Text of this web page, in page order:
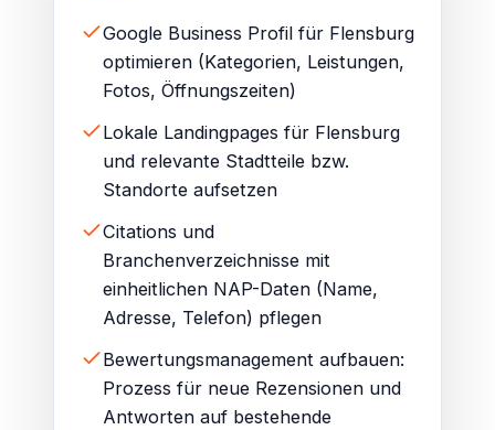
Google Business Profil für Flensburg
optimieren (Kategorien, Leistungen,
Fotos, Öffnungszeiten)
Lokale Landingpages für Flensburg
und relevante Stadtteile bzw.
Standorte aufsetzen
Citations und
Branchenverzeichnisse mit
einheitlichen NAP-Daten (Name,
Adresse, Telefon) pflegen
Bewertungsmanagement aufbauen:
Prozess für neue Rezensionen und
Antworten auf bestehende